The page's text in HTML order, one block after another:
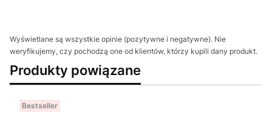
Wyświetlane są wszystkie opinie (pozytywne i negatywne). Nie
weryfikujemy, czy pochodzą one od klientów, którzy kupili dany produkt.
Produkty powiązane
Bestseller